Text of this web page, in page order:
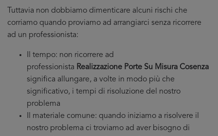
Tuttavia non dobbiamo dimenticare alcuni rischi che
corriamo quando proviamo ad arrangiarci senza ricorrere
ad un professionista:
Il tempo: non ricorrere ad
professionista Realizzazione Porte Su Misura Cosenza
significa allungare, a volte in modo più che
significativo, i tempi di risoluzione del nostro
problema
Il materiale comune: quando iniziamo a risolvere il
nostro problema ci troviamo ad aver bisogno di